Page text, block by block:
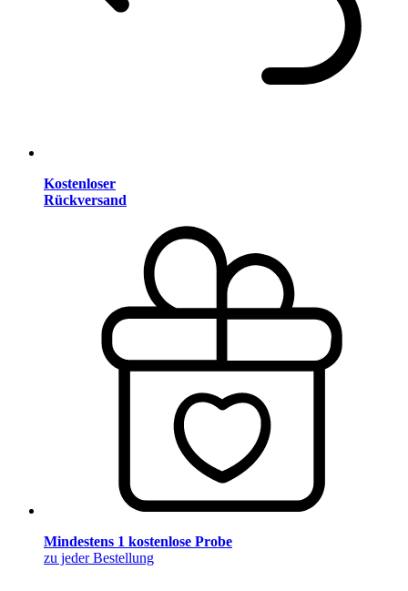
Kostenloser
Rückversand
Mindestens 1 kostenlose Probe
zu jeder Bestellung